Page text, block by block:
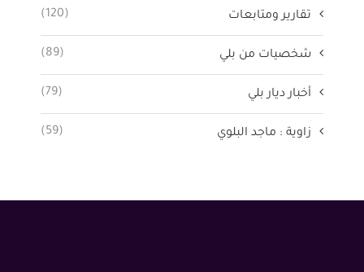
تقارير ومتابعات (120)
شخصيات من بلي (89)
أخبار ديار بلي (79)
زاوية : ماجد البلوي (59)